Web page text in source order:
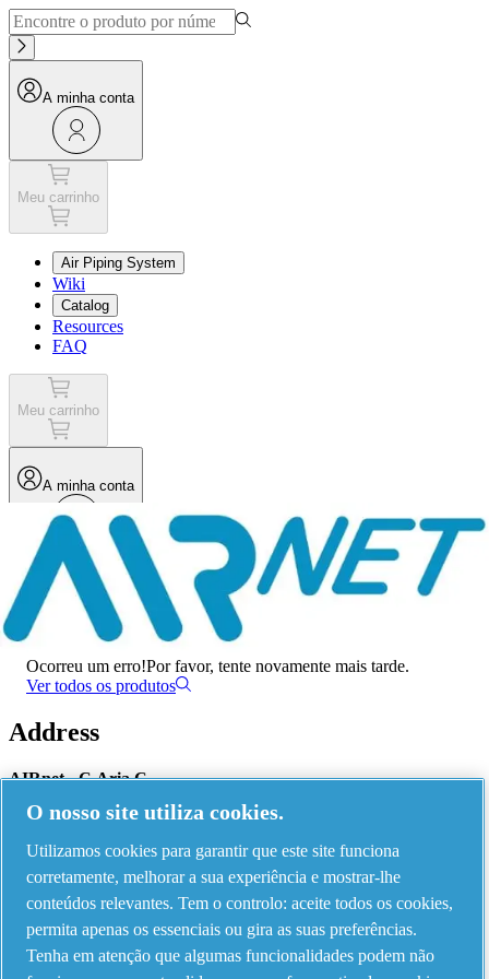
A minha conta
Meu carrinho
Air Piping System
Wiki
Catalog
Resources
FAQ
Meu carrinho
A minha conta
Menu
Ocorreu um erro
Ocorreu um erro!Por favor, tente novamente mais tarde.
Ver todos os produtos
Address
AIRnet - C.Aria.C
Via Selva Maiolo, 5/7 - 36075, Montecchio Maggiore, Vicenza Italy
Contact us
Piping Systems - click to see details
O nosso site utiliza cookies.
Utilizamos cookies para garantir que este site funciona
corretamente, melhorar a sua experiência e mostrar-lhe
conteúdos relevantes. Tem o controlo: aceite todos os cookies,
permita apenas os essenciais ou gira as suas preferências.
Tenha em atenção que algumas funcionalidades podem não